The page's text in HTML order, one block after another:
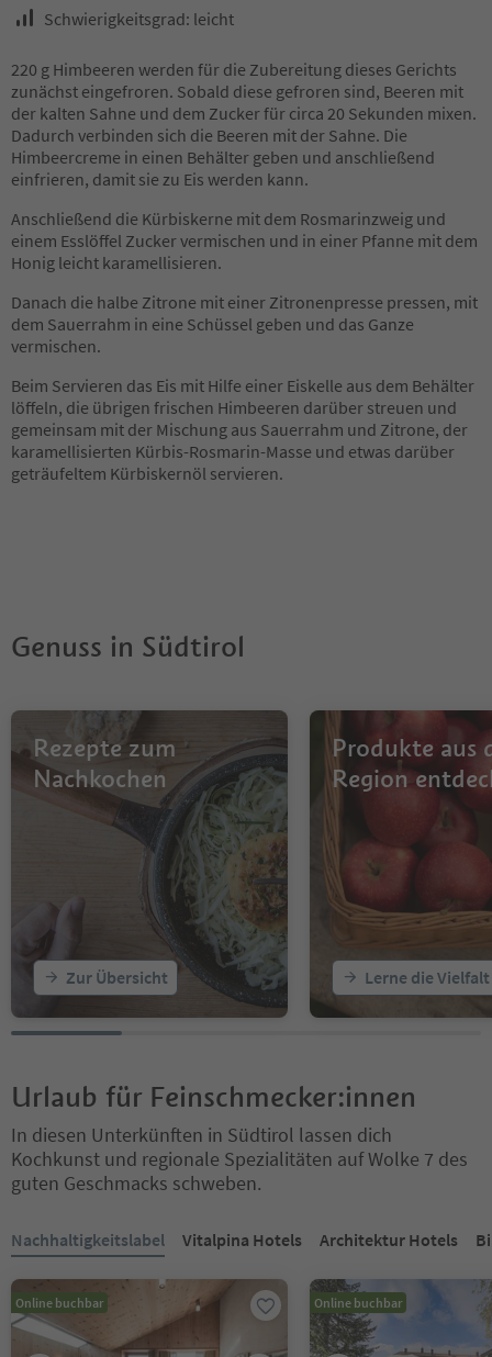
Schwierigkeitsgrad: leicht
220 g Himbeeren werden für die Zubereitung dieses Gerichts
zunächst eingefroren. Sobald diese gefroren sind, Beeren mit
der kalten Sahne und dem Zucker für circa 20 Sekunden mixen.
Dadurch verbinden sich die Beeren mit der Sahne. Die
Himbeercreme in einen Behälter geben und anschließend
einfrieren, damit sie zu Eis werden kann.
Anschließend die Kürbiskerne mit dem Rosmarinzweig und
einem Esslöffel Zucker vermischen und in einer Pfanne mit dem
Honig leicht karamellisieren.
Danach die halbe Zitrone mit einer Zitronenpresse pressen, mit
dem Sauerrahm in eine Schüssel geben und das Ganze
vermischen.
Beim Servieren das Eis mit Hilfe einer Eiskelle aus dem Behälter
löffeln, die übrigen frischen Himbeeren darüber streuen und
gemeinsam mit der Mischung aus Sauerrahm und Zitrone, der
karamellisierten Kürbis-Rosmarin-Masse und etwas darüber
geträufeltem Kürbiskernöl servieren.
Genuss in Südtirol
Rezepte zum
Nachkochen
Zur Übersicht
Produkte aus
Region
Lerne die
Urlaub für Feinschmecker:innen
In diesen Unterkünften in Südtirol lassen dich
Kochkunst und regionale Spezialitäten auf Wolke 7 des
guten Geschmacks schweben.
Nachhaltigkeitslabel Vitalpina Hotels Architektur Hotels
Online buchbar Online buchbar